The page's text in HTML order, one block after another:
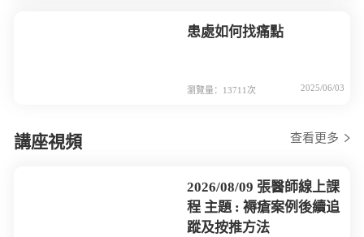
患處如何找痛點
瀏覽量：13711次 2025/06/03
講座視頻 查看更多
2026/08/09 張醫師線上課
程 主題 : 褥瘡案例後續追
蹤及按推方法